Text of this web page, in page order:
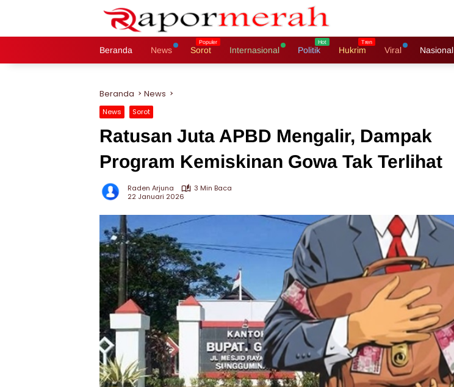
Beranda News Sorot Internasional Politik Hukrim Viral Nasional
Beranda News
News Sorot
Ratusan Juta APBD Mengalir, Dampak
Program Kemiskinan Gowa Tak Terlihat
Raden Arjuna
3 Min Baca
22 Januari 2026